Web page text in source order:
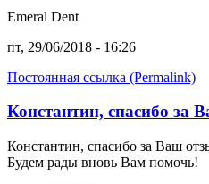
Emeral Dent
пт, 29/06/2018 - 16:26
Постоянная ссылка (Permalink)
Константин, спасибо за
Константин, спасибо за Ваш
Будем рады вновь Вам помочь!